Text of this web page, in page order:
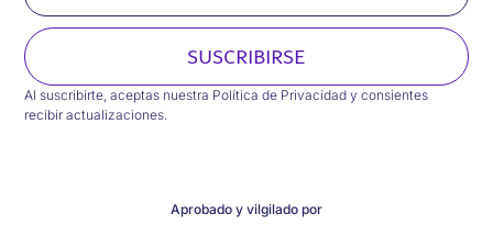
SUSCRIBIRSE
Al suscribirte, aceptas nuestra Política de Privacidad y consientes
recibir actualizaciones.
Aprobado y vilgilado por